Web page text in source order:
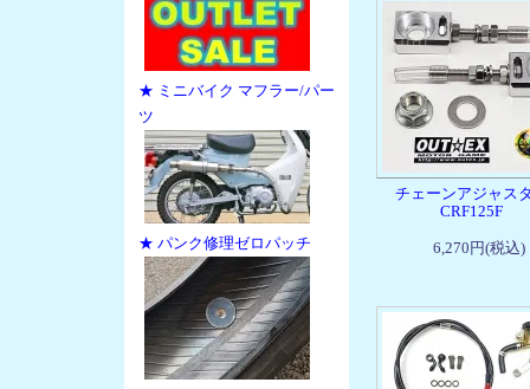
★ ミニバイク マフラー/パー
ツ
★ パンク修理ゼロパッチ
チェーンアジャ
CRF125F
6,270円(税込)